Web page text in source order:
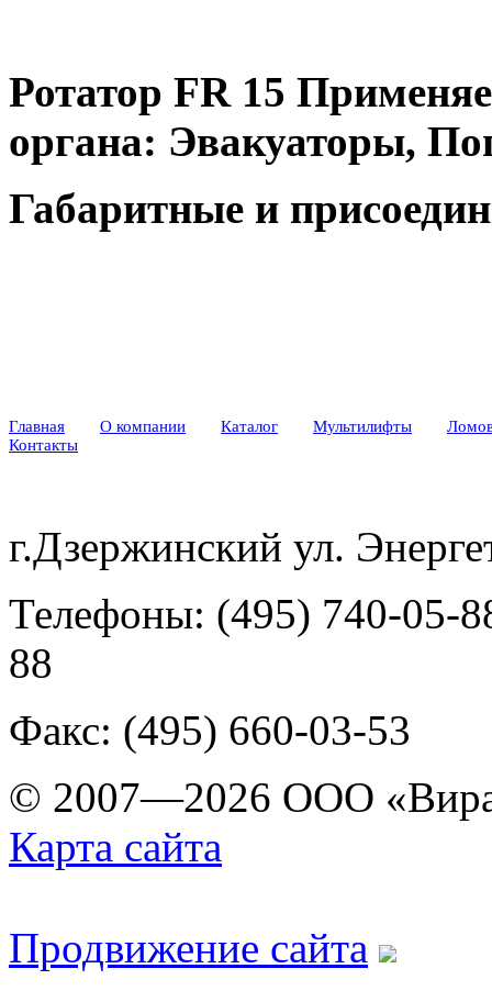
Ротатор FR 15
органа: Эвакуаторы,
Габаритные и
Главная О компании Каталог Мультилифты
Контакты
г.Дзержинский ул.
Телефоны: (495) 740-05-
88
Факс: (495) 660-03-53
© 2007—2026 ООО
Карта сайта
Продвижение сайта